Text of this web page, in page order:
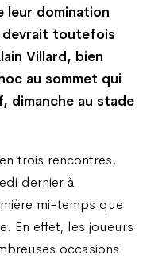
leur domination
devrait toutefois
Villard, bien
au sommet qui
dimanche au stade
trois rencontres,
dernier à
mi-temps que
En effet, les joueurs
occasions